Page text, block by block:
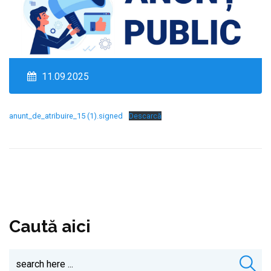
11.09.2025
anunt_de_atribuire_15 (1).signed Descarcă
Caută aici